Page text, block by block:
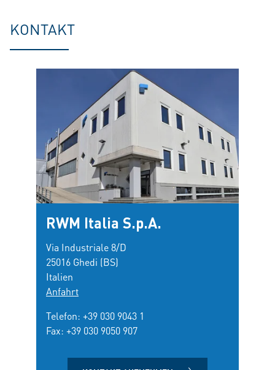
KONTAKT
RWM Italia S.p.A.
Via Industriale 8/D
25016 Ghedi (BS)
Italien
Anfahrt
Telefon: +39 030 9043 1
Fax: +39 030 9050 907